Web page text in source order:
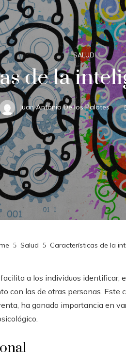
SALUD
de la
Juan Antonio De los Palotes
Salud Características de la
a los individuos identificar,
con las de otras personas. Este
ha ganado importancia en